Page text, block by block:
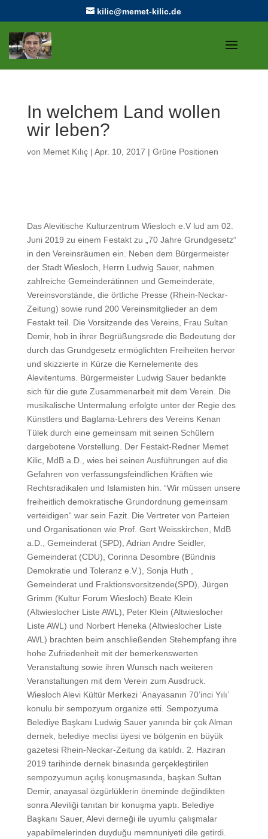
kilic@memet-kilic.de
In welchem Land wollen
wir leben?
von Memet Kılıç| Apr. 10, 2017 | Grüne Positionen
Das Alevitische Kulturzentrum Wiesloch e.V lud am 02.
Juni 2019 zu einem Festakt zu „70 Jahre Grundgesetz“
in den Vereinsräumen ein. Neben dem Bürgermeister
der Stadt Wiesloch, Herrn Ludwig Sauer, nahmen
zahlreiche Gemeinderätinnen und Gemeinderäte,
Vereinsvorstände, die örtliche Presse (Rhein-Neckar-
Zeitung) sowie rund 200 Vereinsmitglieder an dem
Festakt teil. Die Vorsitzende des Vereins, Frau Sultan
Demir, hob in ihrer Begrüßungsrede die Bedeutung der
durch das Grundgesetz ermöglichten Freiheiten hervor
und skizzierte in Kürze die Kernelemente des
Alevitentums. Bürgermeister Ludwig Sauer bedankte
sich für die gute Zusammenarbeit mit dem Verein. Die
musikalische Untermalung erfolgte unter der Regie des
Künstlers und Baglama-Lehrers des Vereins Kenan
Tülek durch eine gemeinsam mit seinen Schülern
dargebotene Vorstellung. Der Festakt-Redner Memet
Kilic, MdB a.D., wies bei seinen Ausführungen auf die
Gefahren von verfassungsfeindlichen Kräften wie
Rechtsradikalen und Islamisten hin. “Wir müssen unsere
freiheitlich demokratische Grundordnung gemeinsam
verteidigen“ war sein Fazit. Die Vertreter von Parteien
und Organisationen wie Prof. Gert Weisskirchen, MdB
a.D., Gemeinderat (SPD), Adrian Andre Seidler,
Gemeinderat (CDU), Corinna Desombre (Bündnis
Demokratie und Toleranz e.V.), Sonja Huth ,
Gemeinderat und Fraktionsvorsitzende(SPD), Jürgen
Grimm (Kultur Forum Wiesloch) Beate Klein
(Altwieslocher Liste AWL), Peter Klein (Altwieslocher
Liste AWL) und Norbert Heneka (Altwieslocher Liste
AWL) brachten beim anschließenden Stehempfang ihre
hohe Zufriedenheit mit der bemerkenswerten
Veranstaltung sowie ihren Wunsch nach weiteren
Veranstaltungen mit dem Verein zum Ausdruck.
Wiesloch Alevi Kültür Merkezi ‘Anayasanın 70’inci Yılı’
konulu bir sempozyum organize etti. Sempozyuma
Belediye Başkanı Ludwig Sauer yanında bir çok Alman
dernek, belediye meclisi üyesi ve bölgenin en büyük
gazetesi Rhein-Neckar-Zeitung da katıldı. 2. Haziran
2019 tarihinde dernek binasında gerçekleştirilen
sempozyumun açılış konuşmasında, başkan Sultan
Demir, anayasal özgürlüklerin öneminde değindikten
sonra Aleviliği tanıtan bir konuşma yaptı. Belediye
Başkanı Sauer, Alevi derneği ile uyumlu çalışmalar
yapabilmelerinden duyduğu memnuniyeti dile getirdi.